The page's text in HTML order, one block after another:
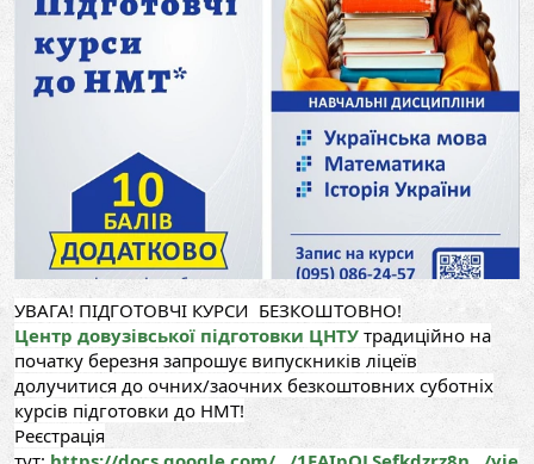
УВАГА! ПІДГОТОВЧІ КУРСИ БЕЗКОШТОВНО!
Центр довузівської підготовки ЦНТУ традиційно на
початку березня запрошує випускників ліцеїв
долучитися до очних/заочних безкоштовних суботніх
курсів підготовки до НМТ!
Реєстрація